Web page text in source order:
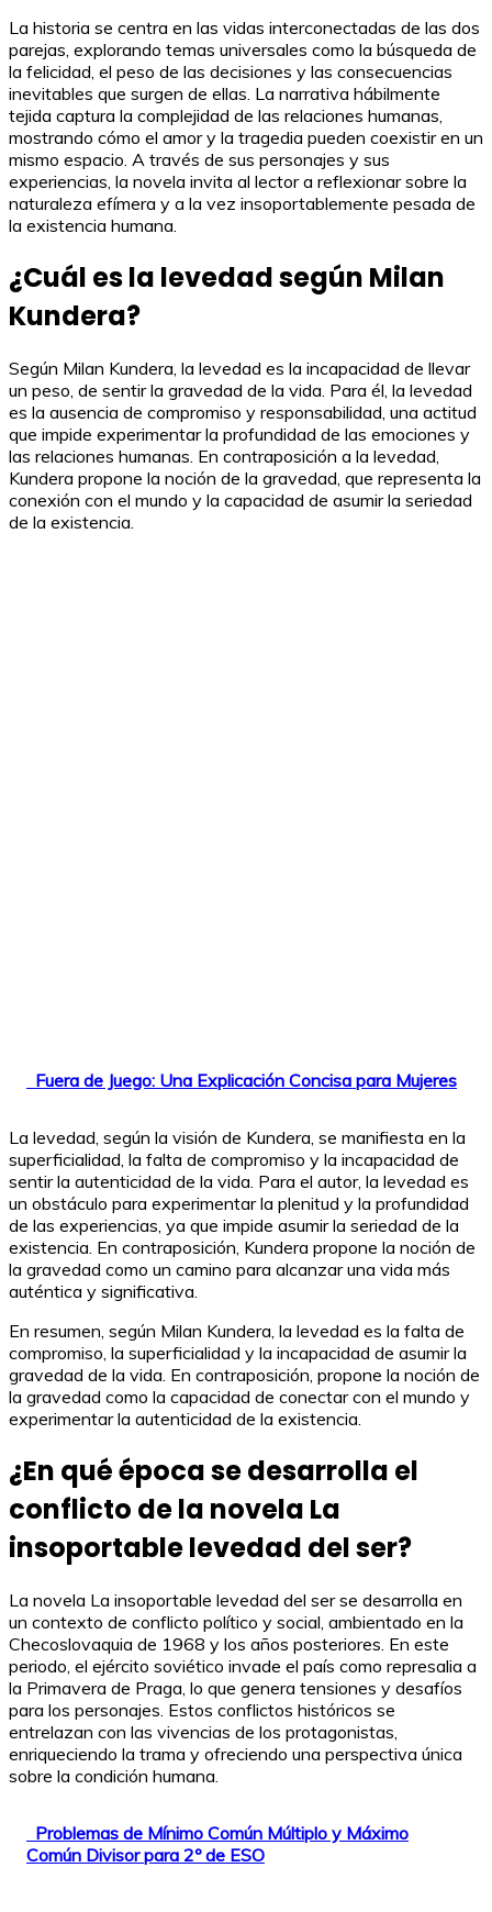
La historia se centra en las vidas interconectadas de las dos
parejas, explorando temas universales como la búsqueda de
la felicidad, el peso de las decisiones y las consecuencias
inevitables que surgen de ellas. La narrativa hábilmente
tejida captura la complejidad de las relaciones humanas,
mostrando cómo el amor y la tragedia pueden coexistir en un
mismo espacio. A través de sus personajes y sus
experiencias, la novela invita al lector a reflexionar sobre la
naturaleza efímera y a la vez insoportablemente pesada de
la existencia humana.
¿Cuál es la levedad según Milan
Kundera?
Según Milan Kundera, la levedad es la incapacidad de llevar
un peso, de sentir la gravedad de la vida. Para él, la levedad
es la ausencia de compromiso y responsabilidad, una actitud
que impide experimentar la profundidad de las emociones y
las relaciones humanas. En contraposición a la levedad,
Kundera propone la noción de la gravedad, que representa la
conexión con el mundo y la capacidad de asumir la seriedad
de la existencia.
Fuera de Juego: Una Explicación Concisa para Mujeres
La levedad, según la visión de Kundera, se manifiesta en la
superficialidad, la falta de compromiso y la incapacidad de
sentir la autenticidad de la vida. Para el autor, la levedad es
un obstáculo para experimentar la plenitud y la profundidad
de las experiencias, ya que impide asumir la seriedad de la
existencia. En contraposición, Kundera propone la noción de
la gravedad como un camino para alcanzar una vida más
auténtica y significativa.
En resumen, según Milan Kundera, la levedad es la falta de
compromiso, la superficialidad y la incapacidad de asumir la
gravedad de la vida. En contraposición, propone la noción de
la gravedad como la capacidad de conectar con el mundo y
experimentar la autenticidad de la existencia.
¿En qué época se desarrolla el
conflicto de la novela La
insoportable levedad del ser?
La novela La insoportable levedad del ser se desarrolla en
un contexto de conflicto político y social, ambientado en la
Checoslovaquia de 1968 y los años posteriores. En este
periodo, el ejército soviético invade el país como represalia a
la Primavera de Praga, lo que genera tensiones y desafíos
para los personajes. Estos conflictos históricos se
entrelazan con las vivencias de los protagonistas,
enriqueciendo la trama y ofreciendo una perspectiva única
sobre la condición humana.
Problemas de Mínimo Común Múltiplo y Máximo
Común Divisor para 2º de ESO